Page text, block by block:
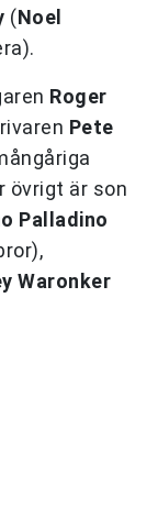
(Noel
Roger
Pete
övrigt är son
Palladino
Waronker